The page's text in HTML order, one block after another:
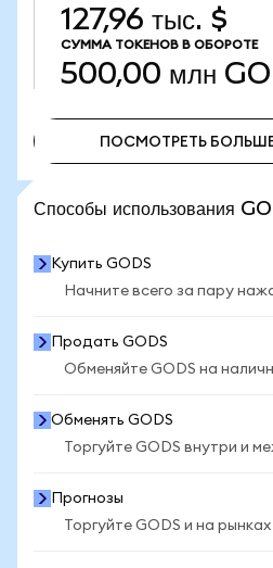
127,96 тыс. $
СУММА ТОКЕНОВ В ОБОРОТЕ
500,00 млн
ПОСМОТРЕТЬ
Способы использования
Купить GODS
Начните всего за пару
Продать GODS
Обменяйте GODS на
Обменять GODS
Торгуйте GODS внутри и
Прогнозы
Торгуйте GODS и на